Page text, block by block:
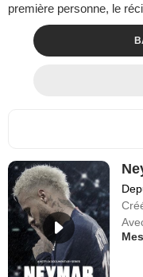
première personne, le